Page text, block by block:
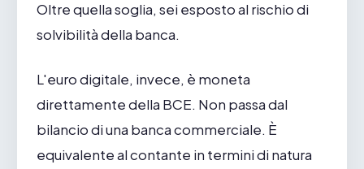
Oltre quella soglia, sei esposto al rischio di
solvibilità della banca.
L'euro digitale, invece, è moneta
direttamente della BCE. Non passa dal
bilancio di una banca commerciale. È
equivalente al contante in termini di natura